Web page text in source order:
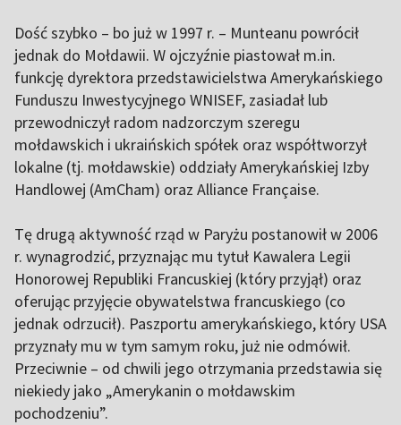
Dość szybko – bo już w 1997 r. – Munteanu powrócił
jednak do Mołdawii. W ojczyźnie piastował m.in.
funkcję dyrektora przedstawicielstwa Amerykańskiego
Funduszu Inwestycyjnego WNISEF, zasiadał lub
przewodniczył radom nadzorczym szeregu
mołdawskich i ukraińskich spółek oraz współtworzył
lokalne (tj. mołdawskie) oddziały Amerykańskiej Izby
Handlowej (AmCham) oraz Alliance Française.
Tę drugą aktywność rząd w Paryżu postanowił w 2006
r. wynagrodzić, przyznając mu tytuł Kawalera Legii
Honorowej Republiki Francuskiej (który przyjął) oraz
oferując przyjęcie obywatelstwa francuskiego (co
jednak odrzucił). Paszportu amerykańskiego, który USA
przyznały mu w tym samym roku, już nie odmówił.
Przeciwnie – od chwili jego otrzymania przedstawia się
niekiedy jako „Amerykanin o mołdawskim
pochodzeniu”.